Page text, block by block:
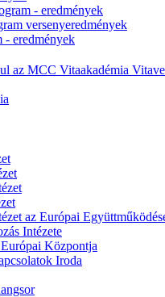
- eredmények
versenyeredmények
- eredmények
az MCC Vitaakadémia
az Európai
Intézete
Központja
Iroda